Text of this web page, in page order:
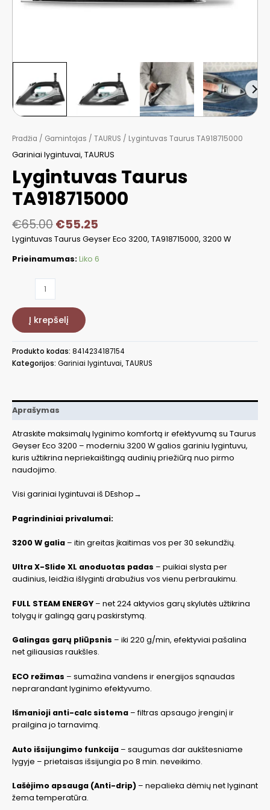
Pradžia / Gamintojas / TAURUS / Lygintuvas Taurus TA918715000
Gariniai lygintuvai, TAURUS
Lygintuvas Taurus
TA918715000
€65.00€55.25
Lygintuvas Taurus Geyser Eco 3200, TA918715000, 3200 W
Prieinamumas:Liko 6
Lygintuvas
Taurus
TA918715000
Į krepšelį
Produkto kodas: 8414234187154
Kategorijos: Gariniai lygintuvai,TAURUS
Aprašymas
Atraskite maksimalų lyginimo komfortą ir efektyvumą su Taurus
Geyser Eco 3200 – moderniu 3200 W galios gariniu lygintuvu,
kuris užtikrina nepriekaištingą audinių priežiūrą nuo pirmo
naudojimo.
Visi gariniai lygintuvai iš DEshop→
Pagrindiniai privalumai:
3200 W galia – itin greitas įkaitimas vos per 30 sekundžių.
Ultra X-Slide XL anoduotas padas – puikiai slysta per
audinius, leidžia išlyginti drabužius vos vienu perbraukimu.
FULL STEAM ENERGY– net 224 aktyvios garų skylutės užtikrina
tolygų ir galingą garų paskirstymą.
Galingas garų pliūpsnis – iki 220 g/min, efektyviai pašalina
net giliausias raukšles.
ECO režimas – sumažina vandens ir energijos sąnaudas
neprarandant lyginimo efektyvumo.
Išmanioji anti-calc sistema – filtras apsaugo įrenginį ir
prailgina jo tarnavimą.
Auto išsijungimo funkcija – saugumas dar aukštesniame
lygyje – prietaisas išsijungia po 8 min. neveikimo.
Lašėjimo apsauga (Anti-drip) – nepalieka dėmių net lyginant
žema temperatūra.